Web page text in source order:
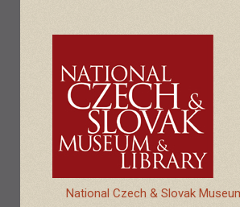
National Czech & Slovak